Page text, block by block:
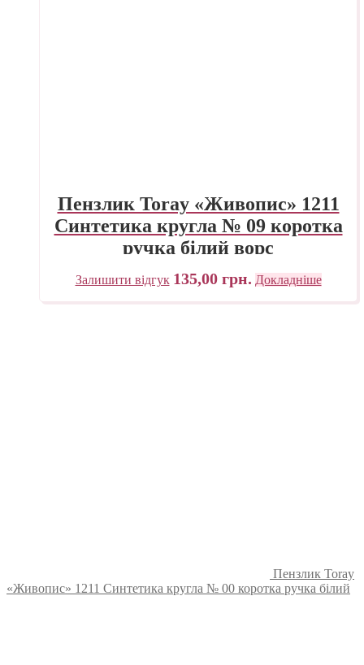
Пензлик Toray «Живопис» 1211
Синтетика кругла № 09 коротка
ручка білий ворс
Залишити відгук 135,00 грн. Докладніше
Пензлик Toray
«Живопис» 1211 Синтетика кругла № 00 коротка ручка білий